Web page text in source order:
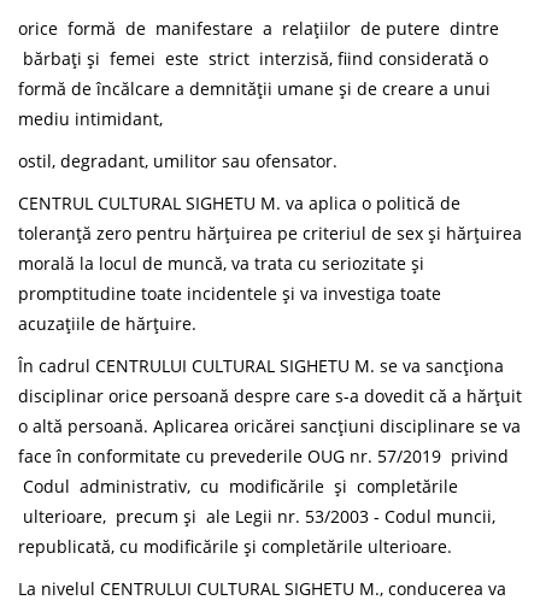
orice formă de manifestare a relațiilor de putere dintre
bărbați și femei este strict interzisă, fiind considerată o
formă de încălcare a demnității umane și de creare a unui
mediu intimidant,
ostil, degradant, umilitor sau ofensator.
CENTRUL CULTURAL SIGHETU M. va aplica o politică de
toleranță zero pentru hărțuirea pe criteriul de sex și hărțuirea
morală la locul de muncă, va trata cu seriozitate și
promptitudine toate incidentele și va investiga toate
acuzațiile de hărțuire.
În cadrul CENTRULUI CULTURAL SIGHETU M. se va sancționa
disciplinar orice persoană despre care s-a dovedit că a hărțuit
o altă persoană. Aplicarea oricărei sancțiuni disciplinare se va
face în conformitate cu prevederile OUG nr. 57/2019 privind
Codul administrativ, cu modificările și completările
ulterioare, precum și ale Legii nr. 53/2003 - Codul muncii,
republicată, cu modificările și completările ulterioare.
La nivelul CENTRULUI CULTURAL SIGHETU M., conducerea va